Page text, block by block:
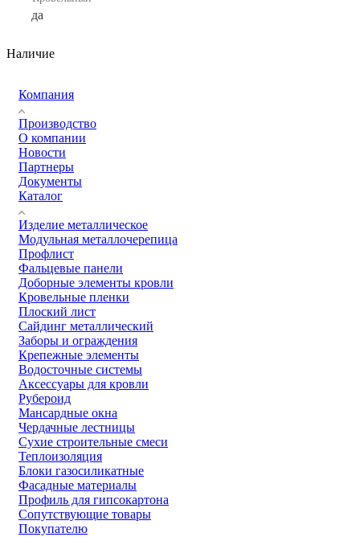
да
Наличие
Компания
Производство
О компании
Новости
Партнеры
Документы
Каталог
Изделие металлическое
Модульная металлочерепица
Профлист
Фальцевые панели
Доборные элементы кровли
Кровельные пленки
Плоский лист
Сайдинг металлический
Заборы и ограждения
Крепежные элементы
Водосточные системы
Аксессуары для кровли
Рубероид
Мансардные окна
Чердачные лестницы
Сухие строительные смеси
Теплоизоляция
Блоки газосиликатные
Фасадные материалы
Профиль для гипсокартона
Сопутствующие товары
Покупателю